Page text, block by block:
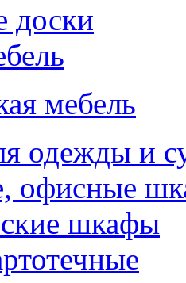
доски
мебель
одежды и
офисные
шкафы